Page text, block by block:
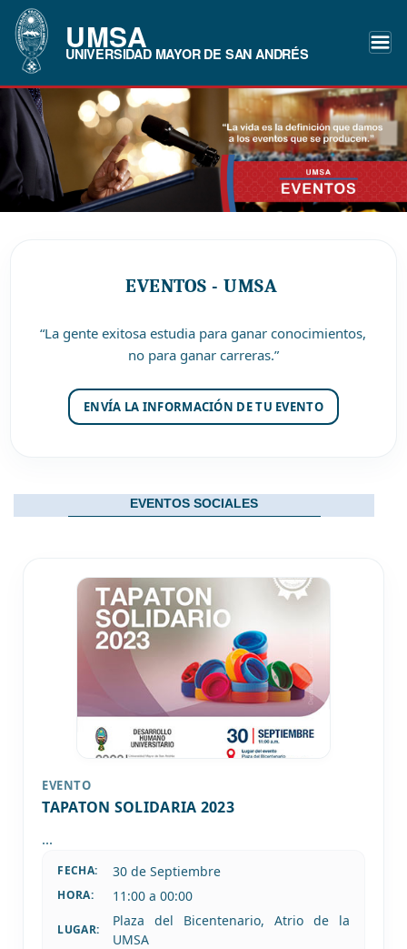
UMSA
UNIVERSIDAD MAYOR DE SAN ANDRÉS
EVENTOS - UMSA
“La gente exitosa estudia para ganar conocimientos,
no para ganar carreras.”
ENVÍA LA INFORMACIÓN DE TU EVENTO
EVENTOS SOCIALES
EVENTO
TAPATON SOLIDARIA 2023
...
FECHA: 30 deSeptiembre
HORA: 11:00 a 00:00
LUGAR:
Plaza del Bicentenario, Atrio de la
UMSA